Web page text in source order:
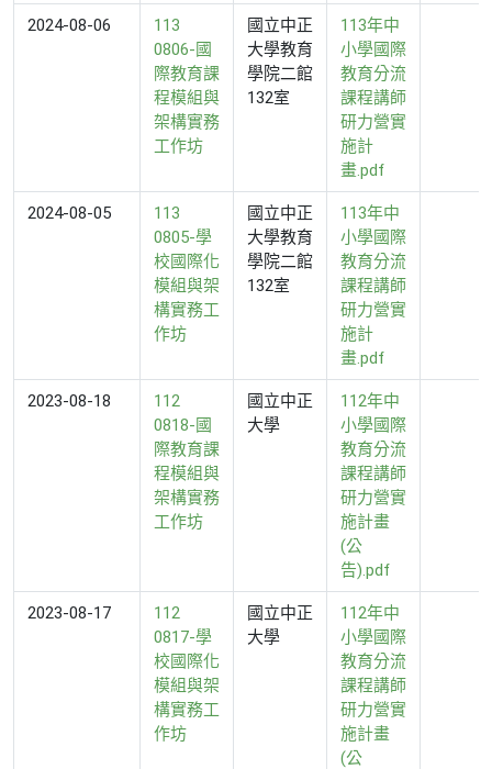
2024-08-06
113
0806-國
際教育課
程模組與
架構實務
工作坊
國立中正
大學教育
學院二館
132室
113年中
小學國際
教育分流
課程講師
研力營實
施計
畫.pdf
2024-08-05
113
0805-學
校國際化
模組與架
構實務工
作坊
國立中正
大學教育
學院二館
132室
113年中
小學國際
教育分流
課程講師
研力營實
施計
畫.pdf
2023-08-18
112
0818-國
際教育課
程模組與
架構實務
工作坊
國立中正
大學
112年中
小學國際
教育分流
課程講師
研力營實
施計畫
(公
告).pdf
2023-08-17
112
0817-學
校國際化
模組與架
構實務工
作坊
國立中正
大學
112年中
小學國際
教育分流
課程講師
研力營實
施計畫
(公